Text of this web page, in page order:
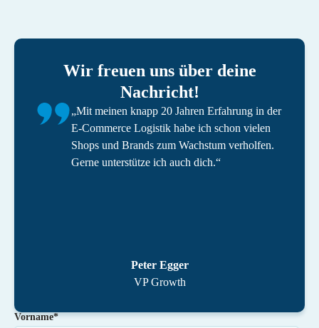
Wir freuen uns über deine
Nachricht!
„Mit meinen knapp 20 Jahren Erfahrung in der
E-Commerce Logistik habe ich schon vielen
Shops und Brands zum Wachstum verholfen.
Gerne unterstütze ich auch dich.“
Peter Egger
VP Growth
Vorname*